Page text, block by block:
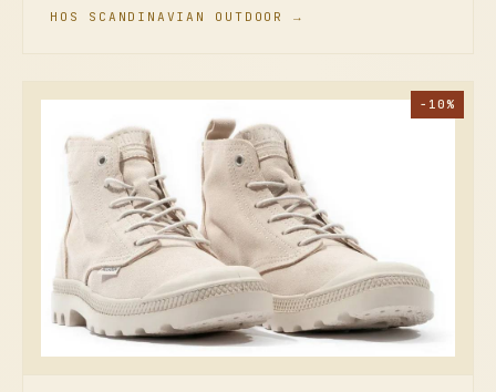
HOS SCANDINAVIAN OUTDOOR →
−10%